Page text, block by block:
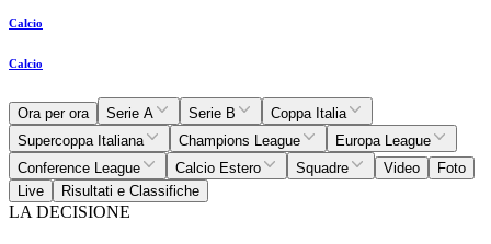
Calcio
Calcio
Ora per ora Serie A Serie B
Coppa Italia
Supercoppa Italiana
Champions League
Europa League
Conference League
Calcio Estero Squadre Video
Foto
Live
Risultati e Classifiche
LA DECISIONE